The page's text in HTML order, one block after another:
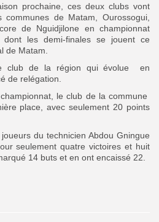
prochaine, ces deux clubs vont
de Matam, Ourossogui,
de Nguidjilone en championnat
dont les demi-finales se jouent ce
de Matam.
club de la région qui évolue en
de relégation.
le club de la commune
place, avec seulement 20 points
du technicien Abdou Gningue
seulement quatre victoires et huit
14 buts et en ont encaissé 22.